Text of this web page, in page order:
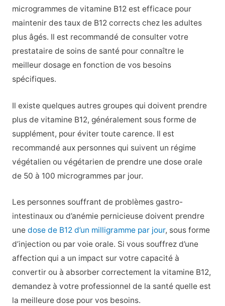
microgrammes de vitamine B12 est efficace pour
maintenir des taux de B12 corrects chez les adultes
plus âgés. Il est recommandé de consulter votre
prestataire de soins de santé pour connaître le
meilleur dosage en fonction de vos besoins
spécifiques.
Il existe quelques autres groupes qui doivent prendre
plus de vitamine B12, généralement sous forme de
supplément, pour éviter toute carence. Il est
recommandé aux personnes qui suivent un régime
végétalien ou végétarien de prendre une dose orale
de 50 à 100 microgrammes par jour.
Les personnes souffrant de problèmes gastro-
intestinaux ou d’anémie pernicieuse doivent prendre
une dose de B12 d’un milligramme par jour, sous forme
d’injection ou par voie orale. Si vous souffrez d’une
affection qui a un impact sur votre capacité à
convertir ou à absorber correctement la vitamine B12,
demandez à votre professionnel de la santé quelle est
la meilleure dose pour vos besoins.